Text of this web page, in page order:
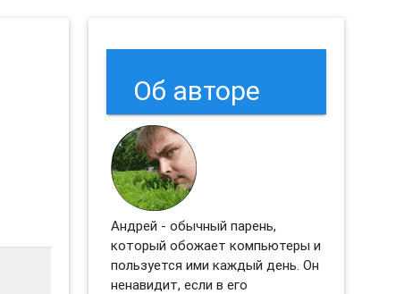
Об авторе
Андрей - обычный парень,
который обожает компьютеры и
пользуется ими каждый день. Он
ненавидит, если в его